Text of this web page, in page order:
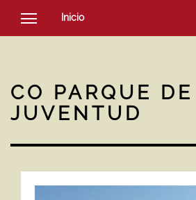
Inicio
SOCIEDAD
NOTICIAS
CO PARQUE
JUVENTUD